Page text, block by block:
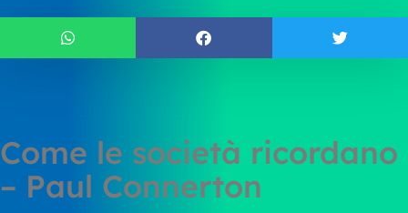
Come le società ricordano
– Paul Connerton